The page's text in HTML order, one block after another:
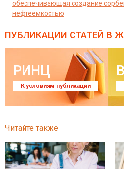
обеспечивающая создание
нефтеемкостью
ПУБЛИКАЦИИ СТАТЕЙ В
РИНЦ
К условиям публикации
Читайте также